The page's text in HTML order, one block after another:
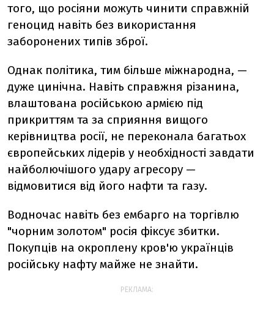
того, що росіяни можуть чинити справжній
геноцид навіть без використання
заборонених типів зброї.
Однак політика, тим більше міжнародна, —
дуже цинічна. Навіть справжня різанина,
влаштована російською армією під
прикриттям та за сприяння вищого
керівництва росії, не переконала багатьох
європейських лідерів у необхідності завдати
найболючішого удару агресору —
відмовитися від його нафти та газу.
Водночас навіть без ембарго на торгівлю
"чорним золотом" росія фіксує збитки.
Покупців на окроплену кров'ю українців
російську нафту майже не знайти.
РЕКЛАМА: